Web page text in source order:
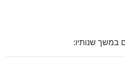
במשך שנותיו: